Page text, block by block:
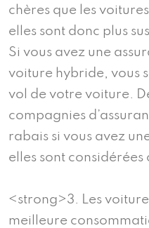
chères que les
elles sont donc plus
Si vous avez une
voiture hybride, vous
vol de votre voiture.
compagnies
rabais si vous avez
elles sont considérées
<strong>3. Les
meilleure